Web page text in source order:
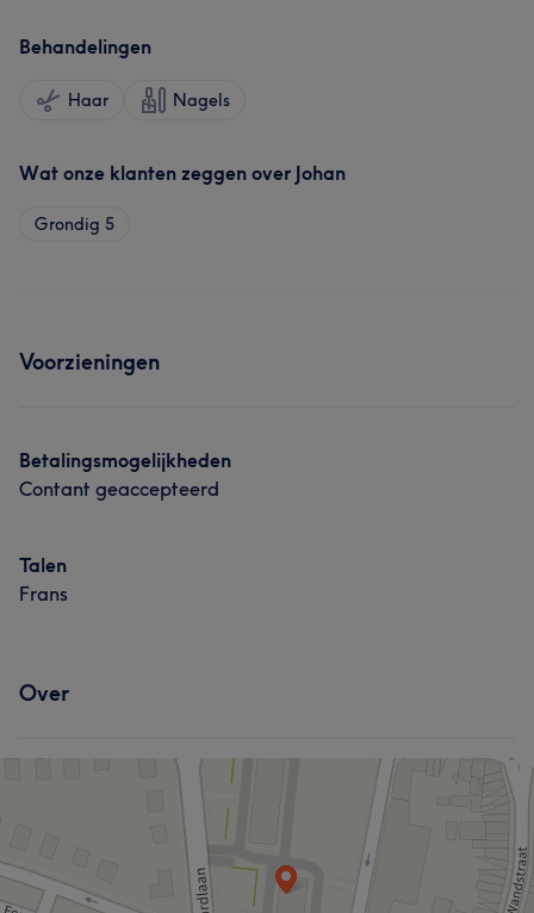
Behandelingen
Haar Nagels
Wat onze klanten zeggen over Johan
Grondig 5
Voorzieningen
Betalingsmogelijkheden
Contant geaccepteerd
Talen
Frans
Over